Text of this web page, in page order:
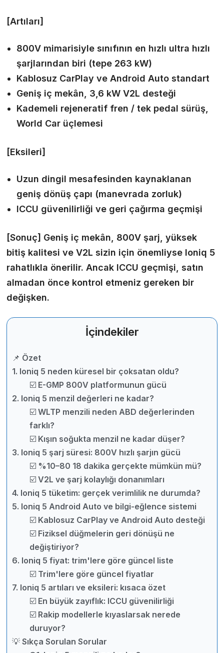
[Artıları]
800V mimarisiyle sınıfının en hızlı ultra hızlı
şarjlarından biri (tepe 263 kW)
Kablosuz CarPlay ve Android Auto standart
Geniş iç mekân, 3,6 kW V2L desteği
Kademeli rejeneratif fren / tek pedal sürüş,
World Car üçlemesi
[Eksileri]
Uzun dingil mesafesinden kaynaklanan
geniş dönüş çapı (manevrada zorluk)
ICCU güvenilirliği ve geri çağırma geçmişi
[Sonuç] Geniş iç mekân, 800V şarj, yüksek
bitiş kalitesi ve V2L sizin için önemliyse Ioniq 5
rahatlıkla önerilir. Ancak ICCU geçmişi, satın
almadan önce kontrol etmeniz gereken bir
değişken.
İçindekiler
📌 Özet
1. Ioniq 5 neden küresel bir çoksatan oldu?
☑️ E-GMP 800V platformunun gücü
2. Ioniq 5 menzil değerleri ne kadar?
☑️ WLTP menzili neden ABD değerlerinden
farklı?
☑️ Kışın soğukta menzil ne kadar düşer?
3. Ioniq 5 şarj süresi: 800V hızlı şarjın gücü
☑️ %10–80 18 dakika gerçekte mümkün mü?
☑️ V2L ve şarj kolaylığı donanımları
4. Ioniq 5 tüketim: gerçek verimlilik ne durumda?
5. Ioniq 5 Android Auto ve bilgi-eğlence sistemi
☑️ Kablosuz CarPlay ve Android Auto desteği
☑️ Fiziksel düğmelerin geri dönüşü ne
değiştiriyor?
6. Ioniq 5 fiyat: trim'lere göre güncel liste
☑️ Trim'lere göre güncel fiyatlar
7. Ioniq 5 artıları ve eksileri: kısaca özet
☑️ En büyük zayıflık: ICCU güvenilirliği
☑️ Rakip modellerle kıyaslarsak nerede
duruyor?
💡 Sıkça Sorulan Sorular